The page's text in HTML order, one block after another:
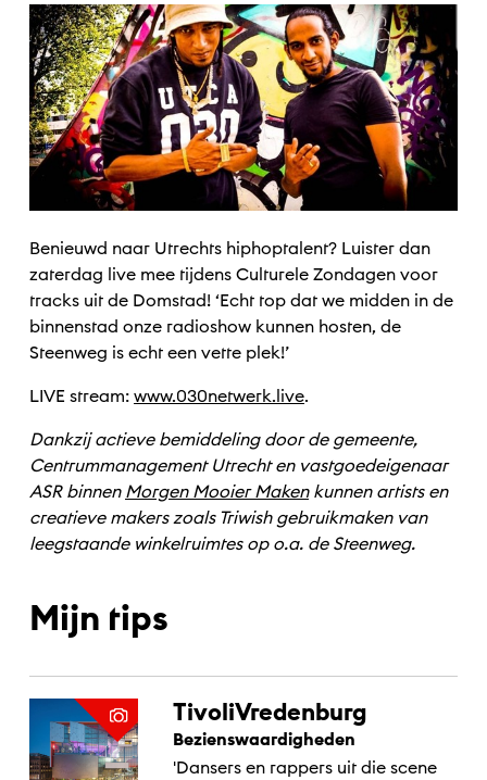
Benieuwd naar Utrechts hiphoptalent? Luister dan
zaterdag live mee tijdens Culturele Zondagen voor
tracks uit de Domstad! ‘Echt top dat we midden in de
binnenstad onze radioshow kunnen hosten, de
Steenweg is echt een vette plek!’
LIVE stream: www.030netwerk.live.
Dankzij actieve bemiddeling door de gemeente,
Centrummanagement Utrecht en vastgoedeigenaar
ASR binnen Morgen Mooier Makenkunnen artists en
creatieve makers zoals Triwish gebruikmaken van
leegstaande winkelruimtes op o.a. de Steenweg.
Mijn tips
TivoliVredenburg
Bezienswaardigheden
'Dansers en rappers uit die scene